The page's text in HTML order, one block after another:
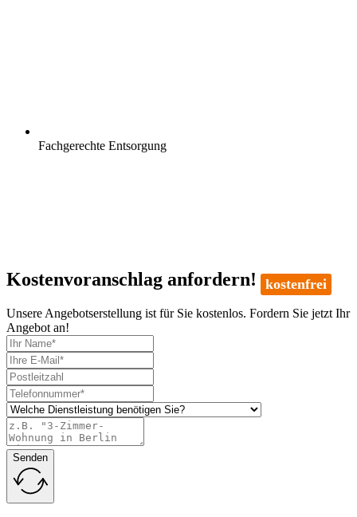
Fachgerechte Entsorgung
Kostenvoranschlag anfordern! kostenfrei
Unsere Angebotserstellung ist für Sie kostenlos. Fordern Sie jetzt Ihr
Angebot an!
Senden